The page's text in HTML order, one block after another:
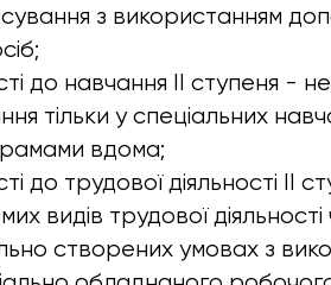
з використанням
до навчання II ступеня -
тільки у спеціальних
вдома;
до трудової діяльності II
видів трудової
створених умовах з